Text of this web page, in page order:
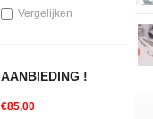
Vergelijken
AANBIEDING !
€85,00